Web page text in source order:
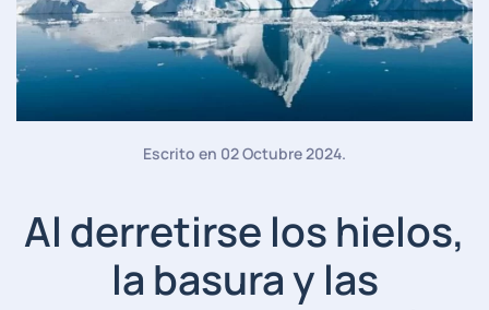
Escrito en 02 Octubre 2024.
Al derretirse los hielos,
la basura y las